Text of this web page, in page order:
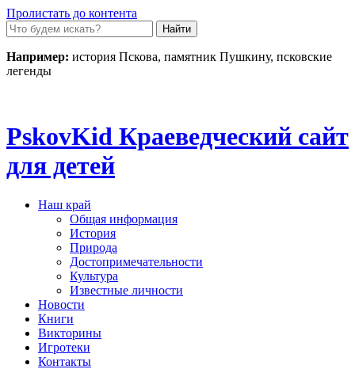
Пролистать до контента
Например: история Пскова, памятник Пушкину, псковские
легенды
PskovKid Краеведческий сайт
для детей
Наш край
Общая информация
История
Природа
Достопримечательности
Культура
Известные личности
Новости
Книги
Викторины
Игротеки
Контакты